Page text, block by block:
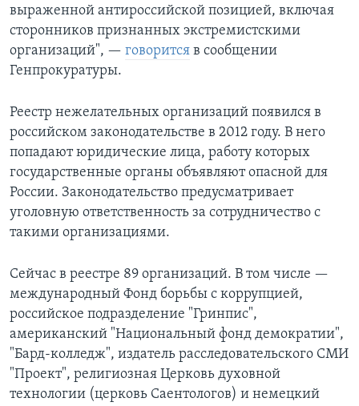
выраженной антироссийской позицией, включая
сторонников признанных экстремистскими
организаций", — говорится в сообщении
Генпрокуратуры.
Реестр нежелательных организаций появился в
российском законодательстве в 2012 году. В него
попадают юридические лица, работу которых
государственные органы объявляют опасной для
России. Законодательство предусматривает
уголовную ответственность за сотрудничество с
такими организациями.
Сейчас в реестре 89 организаций. В том числе —
международный Фонд борьбы с коррупцией,
российское подразделение "Гринпис",
американский "Национальный фонд демократии",
"Бард-колледж", издатель расследовательского СМИ
"Проект", религиозная Церковь духовной
технологии (церковь Саентологов) и немецкий